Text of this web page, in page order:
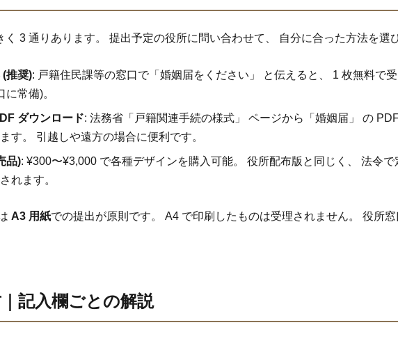
3 通りあります。 提出予定の役所に問い合わせて、 自分に合った方法を選
(推奨): 戸籍住民課等の窓口で「婚姻届をください」 と伝えると、 1 枚無料で
常備)。
ダウンロード: 法務省「戸籍関連手続の様式」 ページから「婚姻届」 の
す。 引越しや遠方の場合に便利です。
品): ¥300〜¥3,000 で各種デザインを購入可能。 役所配布版と同じく、 法令
れます。
A3 用紙での提出が原則です。 A4 で印刷したものは受理されません。 役所
記入欄ごとの解説